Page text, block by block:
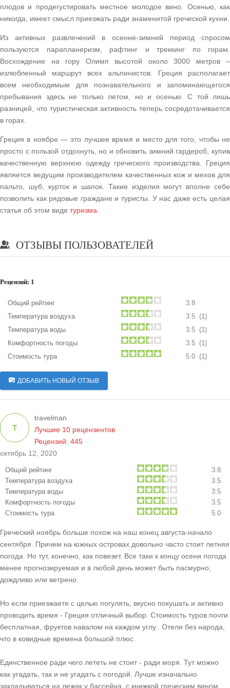
плодов и продегустировать местное молодое вино. Осенью, как
никогда, имеет смысл приезжать ради знаменитой греческой кухни.
Из активных развлечений в осенне-зимний период спросом
пользуются парапланеризм, рафтинг и треккинг по горам.
Восхождение на гору Олимп высотой около 3000 метров –
излюбленный маршрут всех альпинистов. Греция располагает
всем необходимым для познавательного и запоминающегося
пребывания здесь не только летом, но и осенью. С той лишь
разницей, что туристическая активность теперь сосредотачивается
в горах.
Греция в ноябре — это лучшее время и место для того, чтобы не
просто с пользой отдохнуть, но и обновить зимний гардероб, купив
качественную верхнюю одежду греческого производства. Греция
является ведущим производителем качественных кож и мехов для
пальто, шуб, курток и шапок. Такие изделия могут вполне себе
позволить как рядовые граждане и туристы. У нас даже есть целая
статья об этом виде туризма
ОТЗЫВЫ ПОЛЬЗОВАТЕЛЕЙ
Рецензий: 1
Общий рейтинг
3.8
Температура воздуха
3.5 (1)
Температура воды
3.5 (1)
Комфортность погоды
3.5 (1)
Стоимость тура
5.0 (1)
ДОБАВИТЬ НОВЫЙ ОТЗЫВ
октябрь 12, 2020
Общий рейтинг
3.8
Температура воздуха
3.5
Температура воды
3.5
Комфортность погоды
3.5
Стоимость тура
5.0
Греческий ноябрь больше похож на наш конец августа-начало
сентября. Причем на южных островах довольно часто стоит летняя
погода. Но тут, конечно, как повезет. Все таки к концу осени погода
менее прогнозируемая и в любой день может быть пасмурно,
дождливо или ветрено.
Но если приезжаете с целью погулять, вкусно покушать и активно
проводить время - Греция отличный выбор. Стоимость туров почти
бесплатная, фруктов навалом на каждом углу.. Отели без народа,
что в ковидные времена большой плюс.
Единственное ради чего лететь не стоит - ради моря. Тут можно
как угадать, так и не угадать с погодой. Лучше изначально
закладываться на лежак у бассейна, с книжкой греческим вином
T
travelman
Лучшие 10 рецензентов
Рецензий: 445